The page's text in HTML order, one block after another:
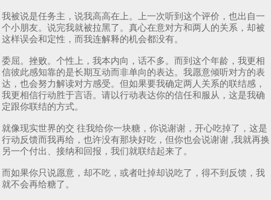
我被说是任务主，说我高高在上。上一次听到这个评价，也出自一
个小朋友。说完我就被拉黑了。真心在意对方和两人的关系，却被
这样误会和定性，而我连解释的机会都没有。
委屈。挫败。个性上，我本内向，话不多。而到这个年龄，我更相
信彼此感知靠的是长期互动而非单向的表达。我愿意倾听对方的表
达，也会努力解读对方感受。但如果要我确定两人关系的联结感，
我更相信行动胜于言语。请以行动表达你的信任和服从，这是我确
定跟你联结的方式。
就像现实世界的交 往我给你一块糖，你说谢谢，开心吃掉了，这是
行动反馈而我再给，也许没有那块好吃，但你也会说谢谢 ,我就再换
另一个付出、接纳和回报，我们就联结起来了。
而如果你只说愿意，却不吃，或者吐掉却说吃了，得不到反馈，我
就不会再给糖了。